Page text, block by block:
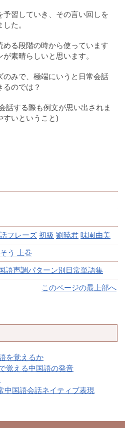
予習していき、その言い回しを
た。
める段階の時から使っています
素晴らしいと思います。
のみで、極端にいうと日常会話
るのでは？
話する際も例文が思い出されま
すいということ)
フレーズ 初級 劉暁君 味園由美
う 上巻
語声調パターン別日常単語集
このページの最上部へ
を覚えるか
覚える中国語の発音
中国語会話ネイティブ表現